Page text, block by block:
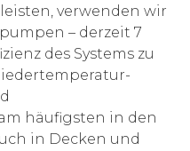
verwenden wir
– derzeit 7
des Systems zu
häufigsten in den
in Decken und